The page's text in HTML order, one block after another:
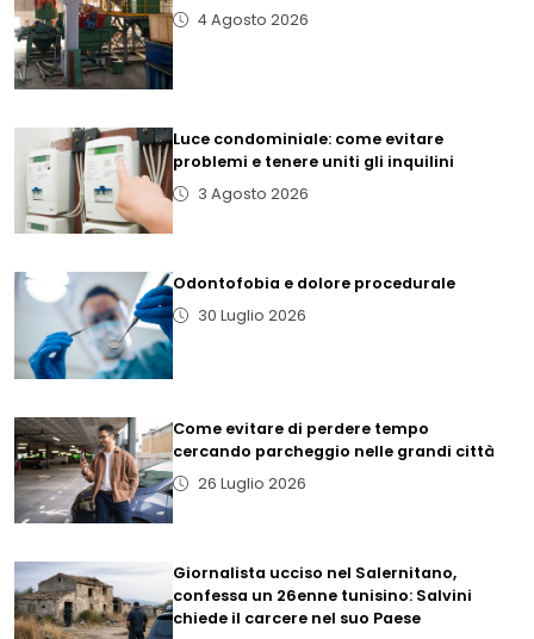
4 Agosto 2026
Luce condominiale: come evitare
problemi e tenere uniti gli inquilini
3 Agosto 2026
Odontofobia e dolore procedurale
30 Luglio 2026
Come evitare di perdere tempo
cercando parcheggio nelle grandi città
26 Luglio 2026
Giornalista ucciso nel Salernitano,
confessa un 26enne tunisino: Salvini
chiede il carcere nel suo Paese